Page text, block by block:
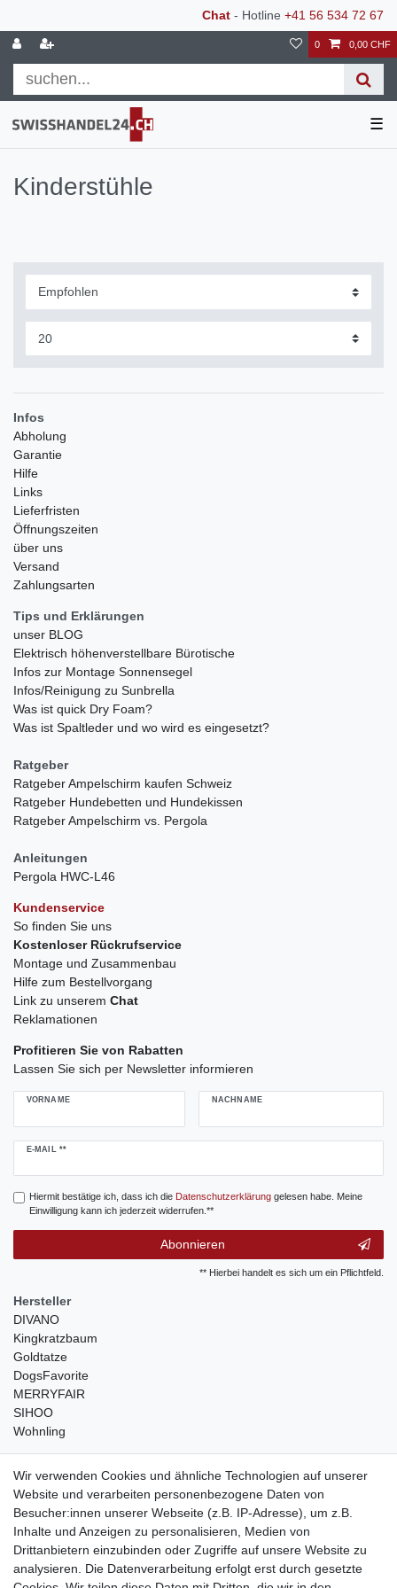
Chat - Hotline +41 56 534 72 67
0 0,00 CHF
☰
Kinderstühle
Infos
Abholung
Garantie
Hilfe
Links
Lieferfristen
Öffnungszeiten
über uns
Versand
Zahlungsarten
Tips und Erklärungen
unser BLOG
Elektrisch höhenverstellbare Bürotische
Infos zur Montage Sonnensegel
Infos/Reinigung zu Sunbrella
Was ist quick Dry Foam?
Was ist Spaltleder und wo wird es eingesetzt?
Ratgeber
Ratgeber Ampelschirm kaufen Schweiz
Ratgeber Hundebetten und Hundekissen
Ratgeber Ampelschirm vs. Pergola
Anleitungen
Pergola HWC-L46
Kundenservice
So finden Sie uns
Kostenloser Rückrufservice
Montage und Zusammenbau
Hilfe zum Bestellvorgang
Link zu unserem Chat
Reklamationen
Profitieren Sie von Rabatten
Lassen Sie sich per Newsletter informieren
VORNAME NACHNAME
E-MAIL **
Newsletter
Hiermit bestätige ich, dass ich die Daten­schutz­erklärunggelesen habe. Meine
Einwilligung kann ich jederzeit widerrufen.**
Abonnieren
** Hierbei handelt es sich um ein Pflichtfeld.
Hersteller
DIVANO
Kingkratzbaum
Goldtatze
DogsFavorite
MERRYFAIR
SIHOO
Wohnling
weitere Shops
traumlampen- Lampen und Kronleuchter
kinderwagencenter- Exklusive und günstige Kinderwagen
gastrogeraete24- alles für Gastronomie und Imbiss
soziale Medien
Wir verwenden Cookies und ähnliche Technologien auf unserer
Website und verarbeiten personenbezogene Daten von
Besucher:innen unserer Webseite (z.B. IP-Adresse), um z.B.
Inhalte und Anzeigen zu personalisieren, Medien von
Drittanbietern einzubinden oder Zugriffe auf unsere Website zu
analysieren. Die Datenverarbeitung erfolgt erst durch gesetzte